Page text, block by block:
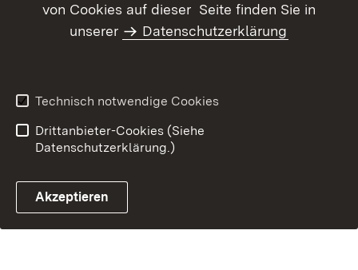
Barrierefreiheit
Benutzungshinweise
Impressum
von Cookies auf dieser Seite finden Sie in
unserer
Datenschutzerklärung
Technisch notwendige Cookies
Drittanbieter-Cookies (Siehe
Datenschutzerklärung.)
Akzeptieren